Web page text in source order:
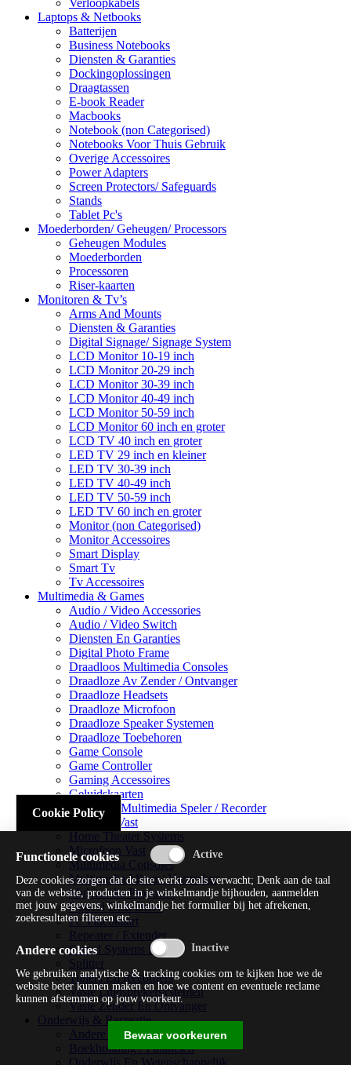
Verloopkabels
Laptops & Netbooks
Batterijen
Business Notebooks
Diensten & Garanties
Dockingoplossingen
Draagtassen
E-book Reader
Macbooks
Notebook (non Categorised)
Notebooks Voor Thuis Gebruik
Overige Accessoires
Power Adapters
Screen Protectors/ Safeguards
Stands
Tablet Pc's
Moederborden/ Geheugen/ Processors
Geheugen Modules
Moederborden
Processoren
Riser-kaarten
Monitoren & Tv’s
Arms And Mounts
Diensten & Garanties
Digital Signage/ Signage System
LCD Monitor 10-19 inch
LCD Monitor 20-29 inch
LCD Monitor 30-39 inch
LCD Monitor 40-49 inch
LCD Monitor 50-59 inch
LCD Monitor 60 inch en groter
LCD TV 40 inch en groter
LED TV 29 inch en kleiner
LED TV 30-39 inch
LED TV 40-49 inch
LED TV 50-59 inch
LED TV 60 inch en groter
Monitor (non Categorised)
Monitor Accessoires
Smart Display
Smart Tv
Tv Accessoires
Multimedia & Games
Audio / Video Accessories
Audio / Video Switch
Diensten En Garanties
Digital Photo Frame
Draadloos Multimedia Consoles
Draadloze Av Zender / Ontvanger
Draadloze Headsets
Draadloze Microfoon
Draadloze Speaker Systemen
Draadloze Toebehoren
Game Console
Game Controller
Gaming Accessoires
Geluidskaarten
Handheld Multimedia Speler / Recorder
Headsets Vast
Home Theater Systems
Microfoon Vast
Multimedia Consoles
Multimedia Mixer / Versterker
Multimedia Productie
Optical Disk Drive
Pc Videokaart
Repeater / Extender
Sound Systems Hi-fi
Splitter
Tuners En Recorders
Vaste Luidsprekersystemen
Vaste Zender En Ontvanger
Onderwijs & Recreatie
Andere Beveiligingssoftware
Boekhouding / Financiën
Cookie Policy
Functionele cookies
Deze cookies zorgen dat de site werkt zoals verwacht; Denk aan de taal
van de website, producten in je winkelmandje bijhouden, aanmelden
met jouw gegevens, winkelmandje het formulier bij het afrekenen,
zoekresultaten filteren etc.
Andere cookies
We gebruiken analytische & tracking cookies om te kijken hoe we de
website beter kunnen maken en hoe we content en eventuele reclame
kunnen afstemmen op jouw voorkeur.
Bewaar voorkeuren